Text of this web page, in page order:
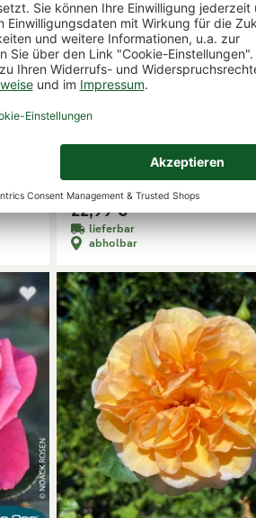
cremeweiß, Topf 5 Liter
22,99 €
lieferbar
abholbar